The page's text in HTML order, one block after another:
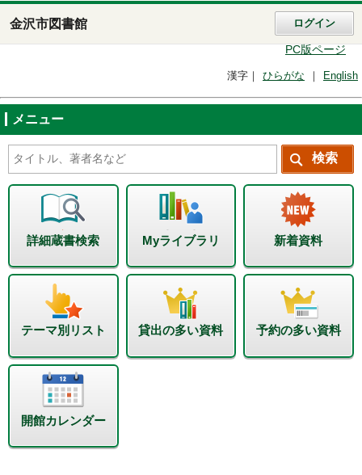
金沢市図書館
PC版ページ
ログイン
漢字 ひらがな English
メニュー
詳細蔵書検索 Myライブラリ 新着資料
テーマ別リスト 貸出の多い資料 予約の多い資料
開館カレンダー